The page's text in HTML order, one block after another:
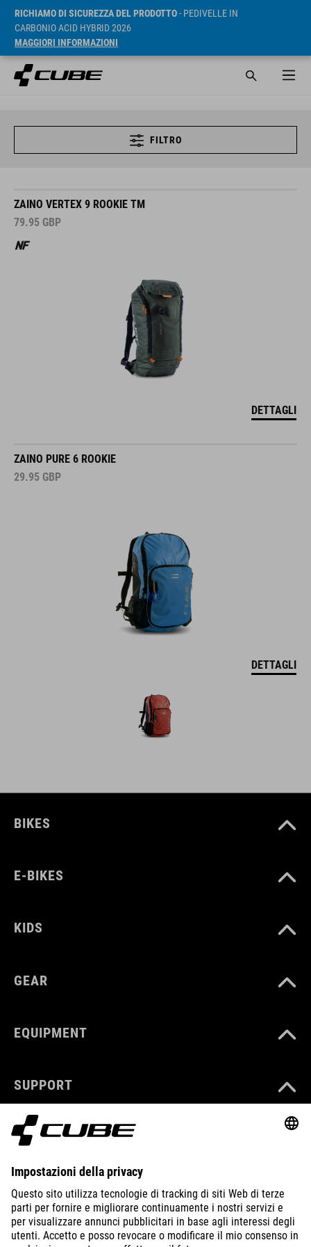
RICHIAMO DI SICUREZZA DEL PRODOTTO- PEDIVELLE IN
CARBONIO ACID HYBRID 2026
MAGGIORI INFORMAZIONI
FILTRO
ZAINO VERTEX 9 ROOKIE TM
79.95 GBP
DETTAGLI
ZAINO PURE 6 ROOKIE
29.95 GBP
DETTAGLI
BIKES
E-BIKES
KIDS
GEAR
EQUIPMENT
SUPPORT
ABOUT US
EXPLORE